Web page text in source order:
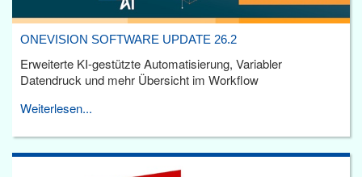
ONEVISION SOFTWARE UPDATE 26.2
Erweiterte KI-gestützte Automatisierung, Variabler
Datendruck und mehr Übersicht im Workflow
Weiterlesen...